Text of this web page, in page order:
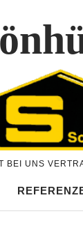
BEI UNS